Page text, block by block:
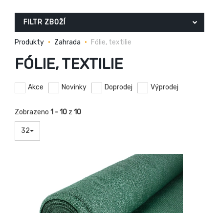
FILTR ZBOŽÍ
Produkty Zahrada Fólie, textilie
FÓLIE, TEXTILIE
Akce Novinky Doprodej Výprodej
Zobrazeno 1 - 10 z 10
32